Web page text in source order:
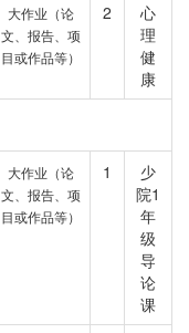
大作业（论
文、报告、项
目或作品等）
2
心
理
健
康
大作业（论
文、报告、项
目或作品等）
1
少
院1
年
级
导
论
课